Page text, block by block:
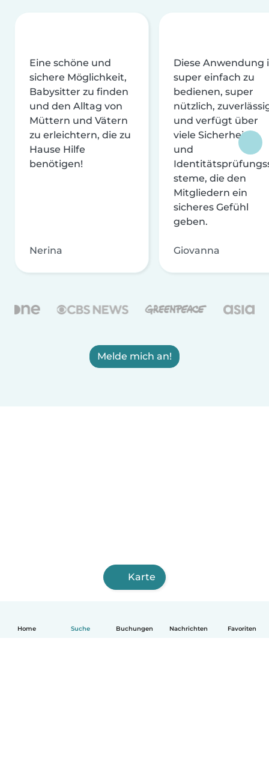
Home Suche Buchungen Nachrichten Favoriten
Eine schöne und
sichere Möglichkeit,
Babysitter zu finden
und den Alltag von
Müttern und Vätern
zu erleichtern, die zu
Hause Hilfe
benötigen!
Nerina
Diese Anwendung
super einfach zu
bedienen, super
nützlich,
und verfügt über
viele Sicherheits-
und
steme, die den
Mitgliedern ein
sicheres Gefühl
geben.
Giovanna
Melde mich an!
Karte